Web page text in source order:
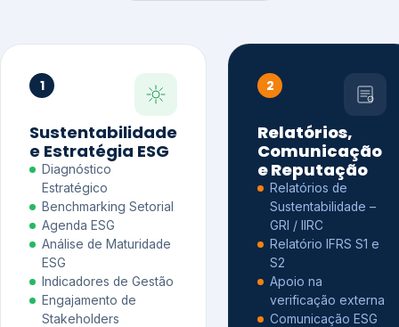
1
Sustentabilidade
e Estratégia ESG
Diagnóstico
Estratégico
Benchmarking Setorial
Agenda ESG
Análise de Maturidade
ESG
Indicadores de Gestão
Engajamento de
Stakeholders
2
Relatórios,
Comunicação
e Reputação
Relatórios de
Sustentabilidade –
GRI / IIRC
Relatório IFRS S1 e
S2
Apoio na
verificação externa
Comunicação ESG